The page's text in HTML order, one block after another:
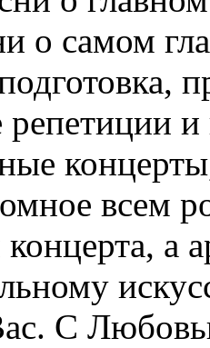
о самом
всем
а
С